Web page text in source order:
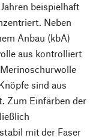
beispielhaft
Neben
Anbau (kbA)
aus kontrolliert
sind aus
Zum Einfärben der
mit der Faser